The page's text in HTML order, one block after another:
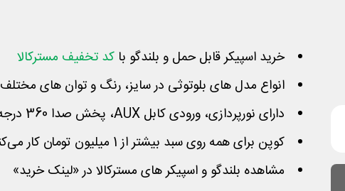
خرید اسپیکر قابل حمل و بلندگو با کد تخفیف مسترکالا
انواع مدل های بلوتوثی در سایز، رنگ و توان های مختلف
دارای نورپردازی، ورودی کابل AUX، پخش صدا 360 درجه
کوپن برای همه روی سبد بیشتر از 1 میلیون تومان کار می‌کند
مشاهده بلندگو و اسپیکر های مسترکالا در «لینک خرید»